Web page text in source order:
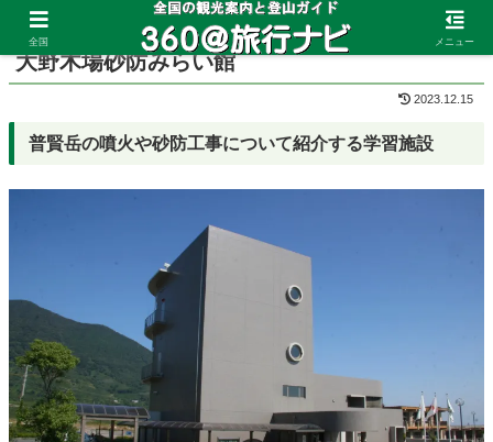
ホーム 長崎県 島原南
大野木場砂防みらい館
2023.12.15
普賢岳の噴火や砂防工事について紹介する学習施設
全国 メニュー